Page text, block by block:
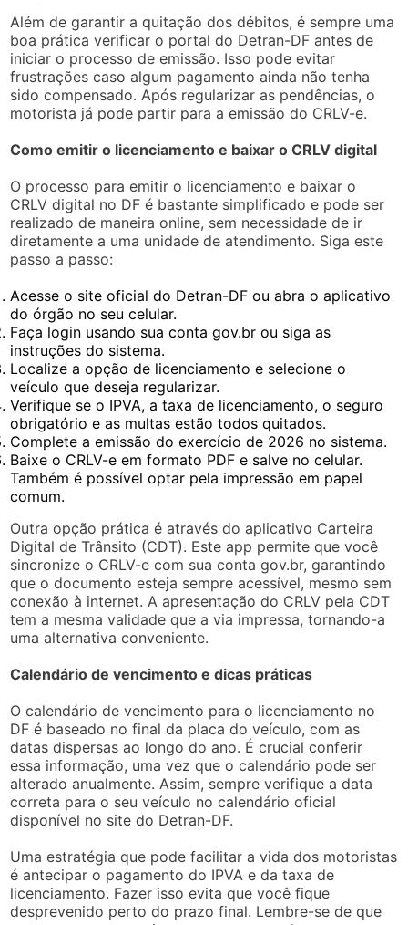
Além de garantir a quitação dos débitos, é sempre uma
boa prática verificar o portal do Detran-DF antes de
iniciar o processo de emissão. Isso pode evitar
frustrações caso algum pagamento ainda não tenha
sido compensado. Após regularizar as pendências, o
motorista já pode partir para a emissão do CRLV-e.
Como emitir o licenciamento e baixar o CRLV digital
O processo para emitir o licenciamento e baixar o
CRLV digital no DF é bastante simplificado e pode ser
realizado de maneira online, sem necessidade de ir
diretamente a uma unidade de atendimento. Siga este
passo a passo:
Acesse o site oficial do Detran-DF ou abra o aplicativo
do órgão no seu celular.
Faça login usando sua conta gov.br ou siga as
instruções do sistema.
Localize a opção de licenciamento e selecione o
veículo que deseja regularizar.
Verifique se o IPVA, a taxa de licenciamento, o seguro
obrigatório e as multas estão todos quitados.
Complete a emissão do exercício de 2026 no sistema.
Baixe o CRLV-e em formato PDF e salve no celular.
Também é possível optar pela impressão em papel
comum.
Outra opção prática é através do aplicativo Carteira
Digital de Trânsito (CDT). Este app permite que você
sincronize o CRLV-e com sua conta gov.br, garantindo
que o documento esteja sempre acessível, mesmo sem
conexão à internet. A apresentação do CRLV pela CDT
tem a mesma validade que a via impressa, tornando-a
uma alternativa conveniente.
Calendário de vencimento e dicas práticas
O calendário de vencimento para o licenciamento no
DF é baseado no final da placa do veículo, com as
datas dispersas ao longo do ano. É crucial conferir
essa informação, uma vez que o calendário pode ser
alterado anualmente. Assim, sempre verifique a data
correta para o seu veículo no calendário oficial
disponível no site do Detran-DF.
Uma estratégia que pode facilitar a vida dos motoristas
é antecipar o pagamento do IPVA e da taxa de
licenciamento. Fazer isso evita que você fique
desprevenido perto do prazo final. Lembre-se de que